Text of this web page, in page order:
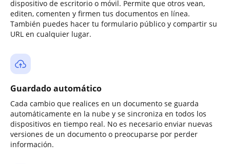
dispositivo de escritorio o móvil. Permite que otros vean,
editen, comenten y firmen tus documentos en línea.
También puedes hacer tu formulario público y compartir su
URL en cualquier lugar.
Guardado automático
Cada cambio que realices en un documento se guarda
automáticamente en la nube y se sincroniza en todos los
dispositivos en tiempo real. No es necesario enviar nuevas
versiones de un documento o preocuparse por perder
información.